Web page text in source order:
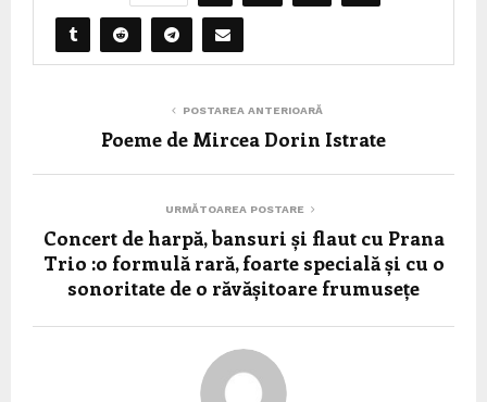
POSTAREA ANTERIOARĂ
Poeme de Mircea Dorin Istrate
URMĂTOAREA POSTARE
Concert de harpă, bansuri și flaut cu Prana
Trio :o formulă rară, foarte specială și cu o
sonoritate de o răvășitoare frumusețe